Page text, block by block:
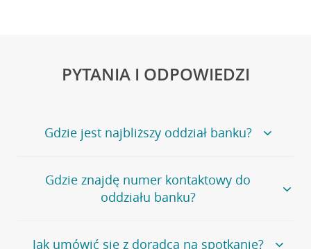
PYTANIA I ODPOWIEDZI
Gdzie jest najbliższy oddział banku?
Jeśli szukasz oddziału naszego banku, zapraszamy na
stronęPlacówki i bankomaty, na której znajduje się
wygodna wyszukiwarka.
oddziałów
Gdzie znajdę numer kontaktowy do
oddziału banku?
Bank Credit Agricole nie udostępnia ogólnego numeru
Jak umówić się z doradcą na spotkanie?